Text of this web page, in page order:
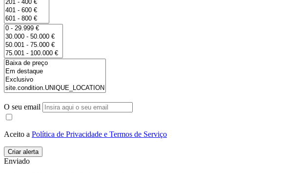
O seu email
Aceito a Política de Privacidade e Termos de Serviço
Enviado